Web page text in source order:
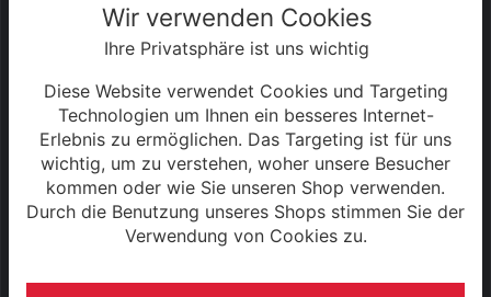
Kontakt
Warenkorb
Konto
Wir verwenden Cookies
Ihre Privatsphäre ist uns wichtig
Diese Website verwendet Cookies und Targeting
Technologien um Ihnen ein besseres Internet-
Erlebnis zu ermöglichen. Das Targeting ist für uns
wichtig, um zu verstehen, woher unsere Besucher
kommen oder wie Sie unseren Shop verwenden.
Durch die Benutzung unseres Shops stimmen Sie der
Verwendung von Cookies zu.